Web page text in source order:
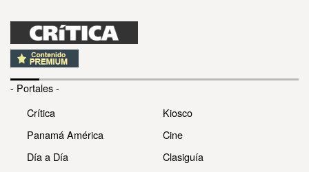
- Portales -
Crítica
Panamá América
Día a Día
Kiosco
Cine
Clasiguía